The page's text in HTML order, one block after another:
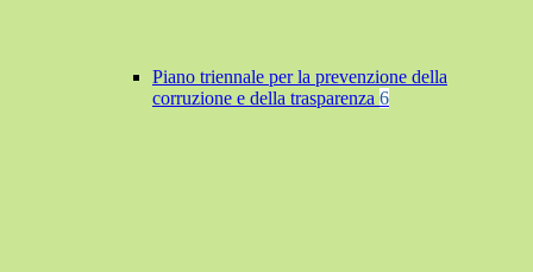
Piano triennale per la prevenzione della
corruzione e della trasparenza 6